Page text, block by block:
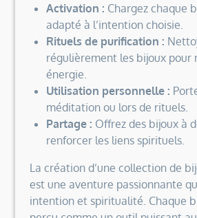
Activation : Chargez chaque
adapté à l’intention choisie.
Rituels de purification :
régulièrement les bijoux pour
énergie.
Utilisation personnelle :
méditation ou lors de rituels.
Partage : Offrez des bijoux à
renforcer les liens spirituels.
La création d’une collection de
est une aventure passionnante
intention et spiritualité. Chaque